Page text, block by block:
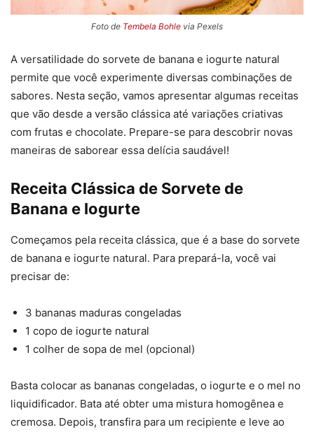
Foto de Tembela Bohle via Pexels
A versatilidade do sorvete de banana e iogurte natural
permite que você experimente diversas combinações de
sabores. Nesta seção, vamos apresentar algumas receitas
que vão desde a versão clássica até variações criativas
com frutas e chocolate. Prepare-se para descobrir novas
maneiras de saborear essa delícia saudável!
Receita Clássica de Sorvete de
Banana e Iogurte
Começamos pela receita clássica, que é a base do sorvete
de banana e iogurte natural. Para prepará-la, você vai
precisar de:
3 bananas maduras congeladas
1 copo de iogurte natural
1 colher de sopa de mel (opcional)
Basta colocar as bananas congeladas, o iogurte e o mel no
liquidificador. Bata até obter uma mistura homogênea e
cremosa. Depois, transfira para um recipiente e leve ao